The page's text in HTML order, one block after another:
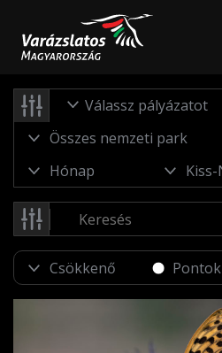
Válassz pályázatot
Pontok